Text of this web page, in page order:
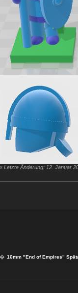
« Letzte Änderung: 12. Januar
10mm "End of Empires"